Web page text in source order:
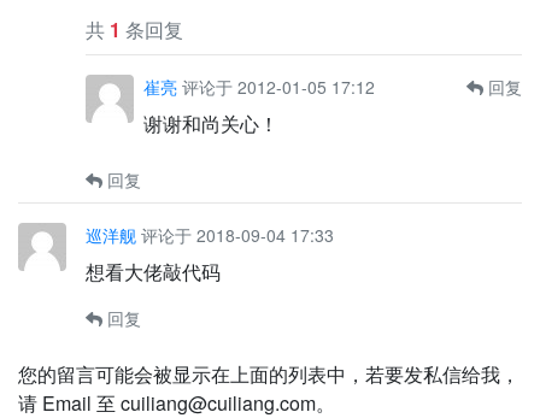
共 1 条回复
崔亮 评论于 2012-01-05 17:12 回复
谢谢和尚关心！
回复
巡洋舰 评论于 2018-09-04 17:33
想看大佬敲代码
回复
您的留言可能会被显示在上面的列表中，若要发私信给我，
请 Email 至 cuiliang@cuiliang.com。